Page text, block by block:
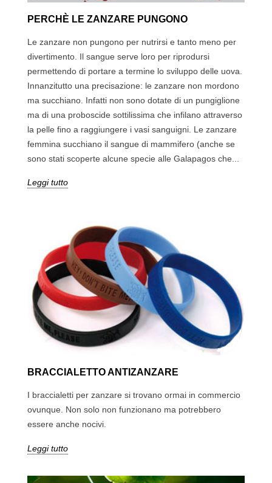
PERCHÈ LE ZANZARE PUNGONO
Le zanzare non pungono per nutrirsi e tanto meno per
divertimento. Il sangue serve loro per riprodursi
permettendo di portare a termine lo sviluppo delle uova.
Innanzitutto una precisazione: le zanzare non mordono
ma succhiano. Infatti non sono dotate di un pungiglione
ma di una proboscide sottilissima che infilano attraverso
la pelle fino a raggiungere i vasi sanguigni. Le zanzare
femmina succhiano il sangue di mammifero (anche se
sono stati scoperte alcune specie alle Galapagos che...
Leggi tutto
BRACCIALETTO ANTIZANZARE
I braccialetti per zanzare si trovano ormai in commercio
ovunque. Non solo non funzionano ma potrebbero
essere anche nocivi.
Leggi tutto